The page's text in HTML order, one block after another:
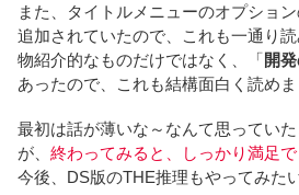
また、タイトルメニューのオプショ
追加されていたので、これも一通り
物紹介的なものだけではなく、「開
あったので、これも結構面白く読めま
最初は話が薄いな～なんて思ってい
が、 終わってみると、しっかり満足
今後、DS版のTHE推理もやってみた